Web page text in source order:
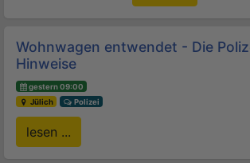
Wohnwagen entwendet - Die
Hinweise
gestern 09:00
Jülich
Polizei
lesen ...